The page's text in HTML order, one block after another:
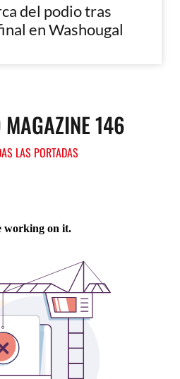
del podio tras
en Washougal
146
LAS PORTADAS